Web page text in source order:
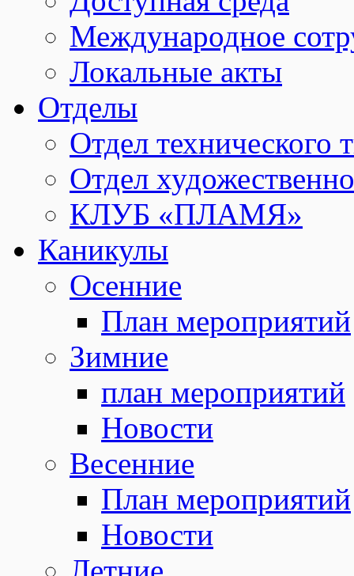
Международное
Локальные акты
Отделы
Отдел технического
Отдел
КЛУБ «ПЛАМЯ»
Каникулы
Осенние
План мероприятий
Зимние
план мероприятий
Новости
Весенние
План мероприятий
Новости